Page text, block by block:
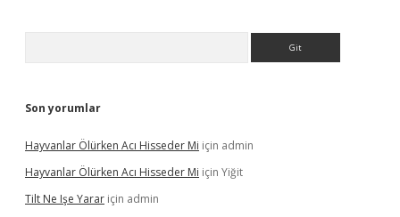
Son yorumlar
Hayvanlar Ölürken Acı Hisseder Mi için admin
Hayvanlar Ölürken Acı Hisseder Mi için Yiğit
Tilt Ne Işe Yarar için admin